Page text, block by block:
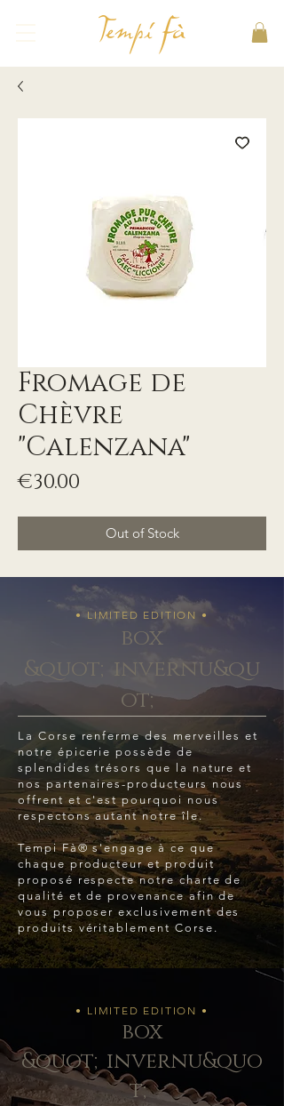
Fromage de
Chèvre
"Calenzana"
€30.00
Out of Stock
• LIMITED EDITION •
box
&quot;invernu&qu
ot;
La Corse renferme des merveilles et
notre épicerie possède de
splendides trésors que la nature et
nos partenaires-producteurs nous
offrent et c'est pourquoi nous
respectons autant notre île.
Tempi Fà® s'engage à ce que
chaque producteur et produit
proposé respecte notre charte de
qualité et de provenance afin de
vous proposer exclusivement des
produits véritablement Corse.
• LIMITED EDITION •
box
&quot;invernu&quo
t;